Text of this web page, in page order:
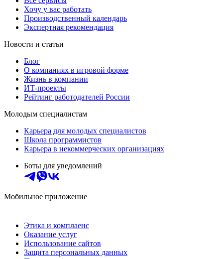
Хочу у вас работать
Производственный календарь
Экспертная рекомендация
Новости и статьи
Блог
О компаниях в игровой форме
Жизнь в компании
ИТ-проекты
Рейтинг работодателей России
Молодым специалистам
Карьера для молодых специалистов
Школа программистов
Карьера в некоммерческих организациях
Боты для уведомлений
Мобильное приложение
Этика и комплаенс
Оказание услуг
Использование сайтов
Защита персональных данных